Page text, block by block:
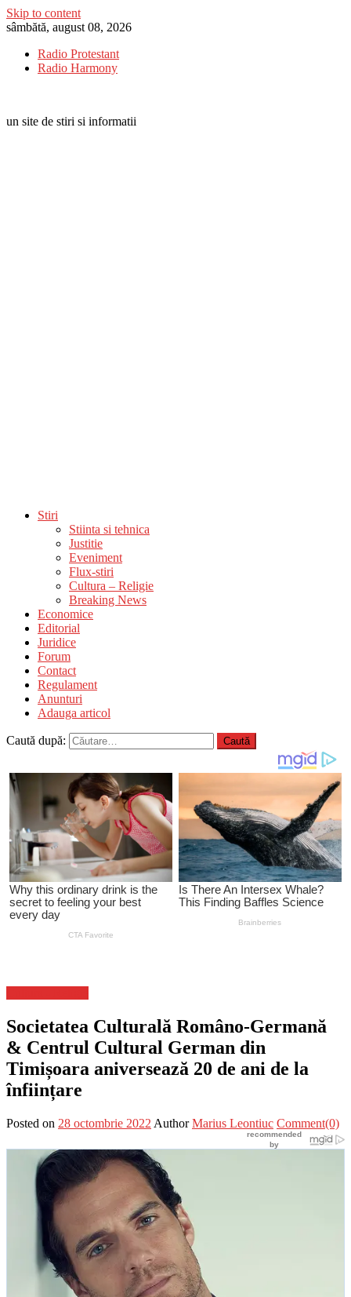
Skip to content
sâmbătă, august 08, 2026
Radio Protestant
Radio Harmony
un site de stiri si informatii
Stiri
Stiinta si tehnica
Justitie
Eveniment
Flux-stiri
Cultura – Religie
Breaking News
Economice
Editorial
Juridice
Forum
Contact
Regulament
Anunturi
Adauga articol
Caută după:
Societatea Culturală Româno-Germană
& Centrul Cultural German din
Timișoara aniversează 20 de ani de la
înființare
Posted on 28 octombrie 2022 Author Marius Leontiuc Comment(0)